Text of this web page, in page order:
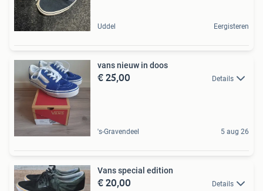
Uddel Eergisteren
vans nieuw in doos
€ 25,00 Details
's-Gravendeel 5 aug 26
Vans special edition
€ 20,00 Details